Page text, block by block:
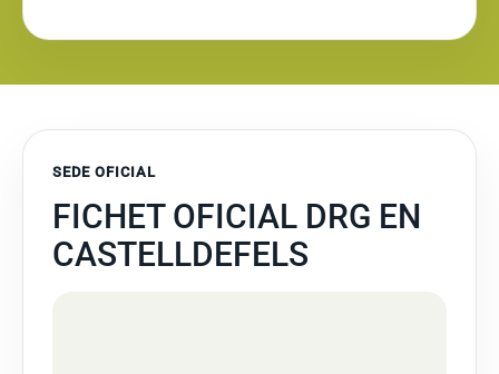
SEDE OFICIAL
FICHET OFICIAL DRG EN
CASTELLDEFELS